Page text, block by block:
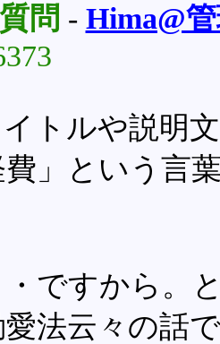
問 - Hima@
トルや説明
費」という言
・ですから。
愛法云々の話